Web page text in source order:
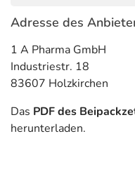
- Epilepsie (den
Gegenanzeigen
Was spricht gegen eine
Immer:
- Überempfindlichkeit
Adresse des
1 A Pharma GmbH
Industriestr. 18
83607 Holzkirchen
Das PDF des
herunterladen.